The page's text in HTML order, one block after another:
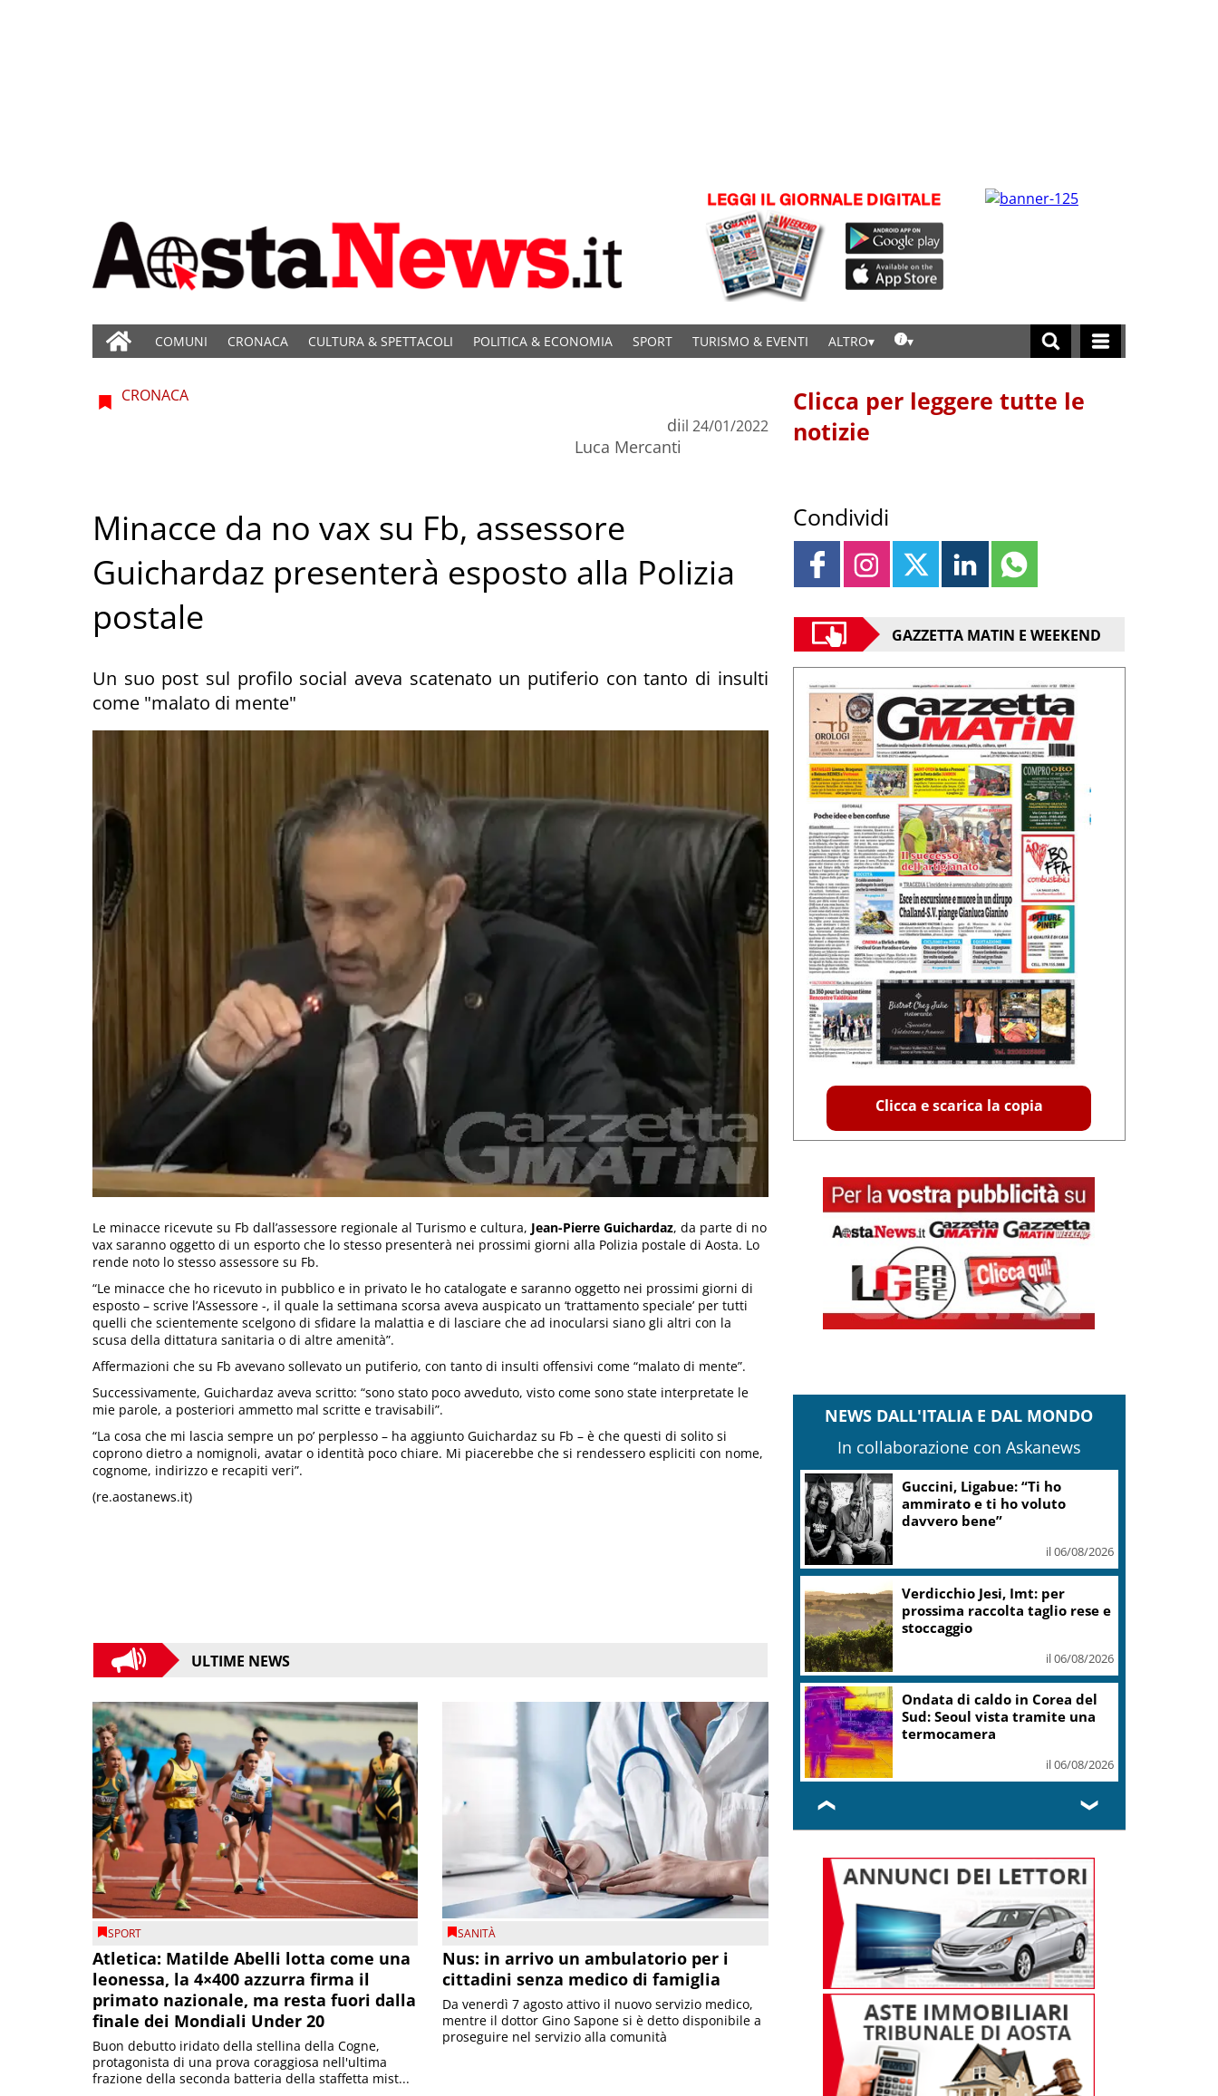
COMUNI CRONACA CULTURA & SPETTACOLI POLITICA & ECONOMIA SPORT TURISMO & EVENTI ALTRO
CRONACA
di
Luca Mercanti
il 24/01/2022
Minacce da no vax su Fb, assessore
Guichardaz presenterà esposto alla Polizia
postale
Un suo post sul profilo social aveva scatenato un putiferio con tanto di insulti
come "malato di mente"
Le minacce ricevute su Fb dall’assessore regionale al Turismo e cultura, Jean-Pierre Guichardaz, da parte di no
vax saranno oggetto di un esporto che lo stesso presenterà nei prossimi giorni alla Polizia postale di Aosta. Lo
rende noto lo stesso assessore su Fb.
“Le minacce che ho ricevuto in pubblico e in privato le ho catalogate e saranno oggetto nei prossimi giorni di
esposto – scrive l’Assessore -, il quale la settimana scorsa aveva auspicato un ‘trattamento speciale’ per tutti
quelli che scientemente scelgono di sfidare la malattia e di lasciare che ad inocularsi siano gli altri con la
scusa della dittatura sanitaria o di altre amenità”.
Affermazioni che su Fb avevano sollevato un putiferio, con tanto di insulti offensivi come “malato di mente”.
Successivamente, Guichardaz aveva scritto: “sono stato poco avveduto, visto come sono state interpretate le
mie parole, a posteriori ammetto mal scritte e travisabili”.
“La cosa che mi lascia sempre un po’ perplesso – ha aggiunto Guichardaz su Fb – è che questi di solito si
coprono dietro a nomignoli, avatar o identità poco chiare. Mi piacerebbe che si rendessero espliciti con nome,
cognome, indirizzo e recapiti veri”.
(re.aostanews.it)
ULTIME NEWS
SPORT
Atletica: Matilde Abelli lotta come una
leonessa, la 4×400 azzurra firma il
primato nazionale, ma resta fuori dalla
finale dei Mondiali Under 20
Buon debutto iridato della stellina della Cogne,
protagonista di una prova coraggiosa nell'ultima
frazione della seconda batteria della staffetta mist...
SANITÀ
Nus: in arrivo un ambulatorio per i
cittadini senza medico di famiglia
Da venerdì 7 agosto attivo il nuovo servizio medico,
mentre il dottor Gino Sapone si è detto disponibile a
proseguire nel servizio alla comunità
Clicca per leggere tutte le
notizie
Condividi
GAZZETTA MATIN E WEEKEND
Clicca e scarica la copia
NEWS DALL'ITALIA E DAL MONDO
In collaborazione con Askanews
La PFM ricorda Guccini: “Buon
viaggio Francesco, sarai
sempre qui”
il 06/08/2026
A Toni Servillo il Premio
Faraglioni Capri International
2026
il 06/08/2026
Cinema, “Robin Hood, il prezzo
del sangue” in sala dal 12
agosto
il 06/08/2026
❮ ❯